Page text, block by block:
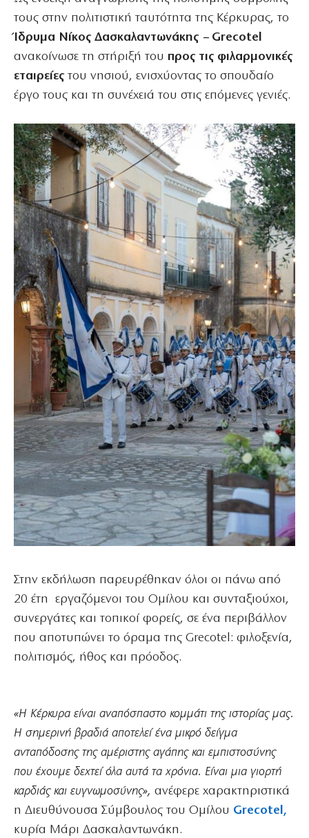
τους στην πολιτιστική ταυτότητα της Κέρκυρας, το
Ίδρυμα Νίκος Δασκαλαντωνάκης – Grecotel
ανακοίνωσε τη στήριξή του προς τις φιλαρμονικές
εταιρείες του νησιού, ενισχύοντας το σπουδαίο
έργο τους και τη συνέχειά του στις επόμενες γενιές.
Στην εκδήλωση παρευρέθηκαν όλοι οι πάνω από
20 έτη εργαζόμενοι του Ομίλου και συνταξιούχοι,
συνεργάτες και τοπικοί φορείς, σε ένα περιβάλλον
που αποτυπώνει το όραμα της Grecotel: φιλοξενία,
πολιτισμός, ήθος και πρόοδος.
«Η Κέρκυρα είναι αναπόσπαστο κομμάτι της ιστορίας μας.
Η σημερινή βραδιά αποτελεί ένα μικρό δείγμα
ανταπόδοσης της αμέριστης αγάπης και εμπιστοσύνης
που έχουμε δεχτεί όλα αυτά τα χρόνια. Είναι μια γιορτή
καρδιάς και ευγνωμοσύνης», ανέφερε χαρακτηριστικά
η Διευθύνουσα Σύμβουλος του Ομίλου Grecotel,
κυρία Μάρι Δασκαλαντωνάκη.